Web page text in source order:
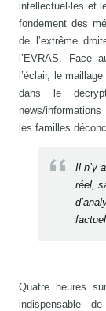
intellectuel·les et
fondement des
de l’extrême
l’EVRAS. Face
l’éclair, le
dans le
news/
les familles
Il n’y
réel,
Quatre heures
indispensable